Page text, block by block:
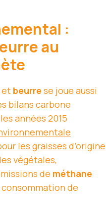
:
au
et beurre se joue aussi
bilans carbone
années 2015
les graisses d’origine
végétales,
de méthane
de